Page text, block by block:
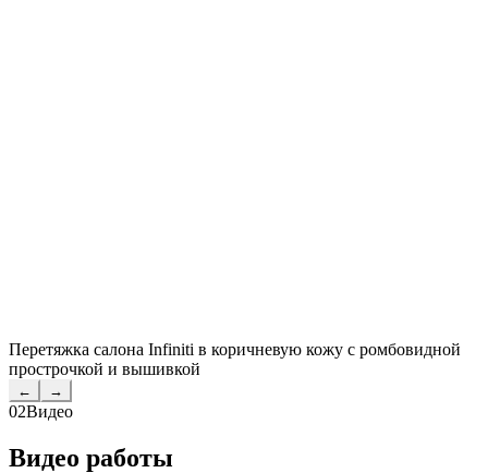
Перетяжка салона Infiniti в коричневую кожу с ромбовидной
прострочкой и вышивкой
← →
02Видео
Видео работы